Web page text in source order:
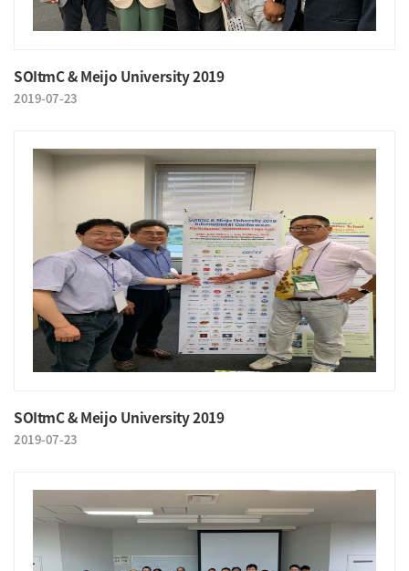
SOItmC & Meijo University 2019
2019-07-23
SOItmC & Meijo University 2019
2019-07-23